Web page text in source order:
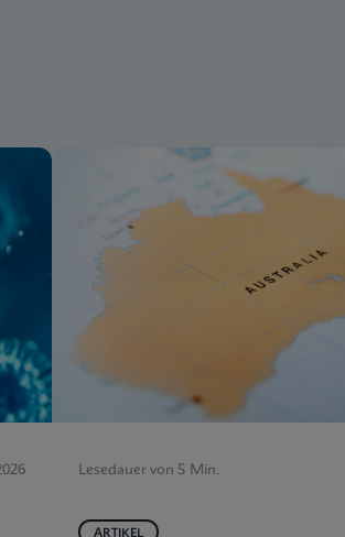
Lesedauer von 5 Min.
ARTIKEL